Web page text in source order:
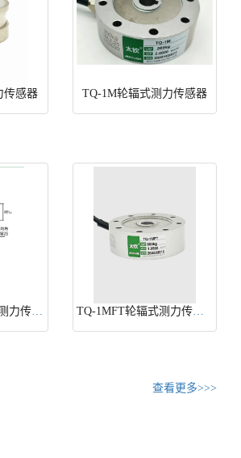
传感器 TQ-1M轮辐式测力传感器
TQ-1MFTT轮辐式测力传感器 TQ-1MFT轮辐式测力传感器
查看更多>>>